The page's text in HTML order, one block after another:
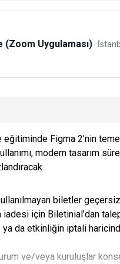
(Zoom Uygulaması) ·
eğitiminde Figma 2’nin
modern tasarım
biletler
iadesi için Biletinial’dan
da etkinliğin iptali
ve/veya kuruluşlar